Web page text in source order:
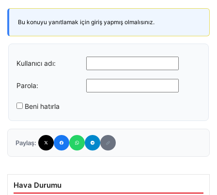
Bu konuyu yanıtlamak için giriş yapmış olmalısınız.
Kullanıcı adı:
Parola:
Beni hatırla
Paylaş:
Hava Durumu